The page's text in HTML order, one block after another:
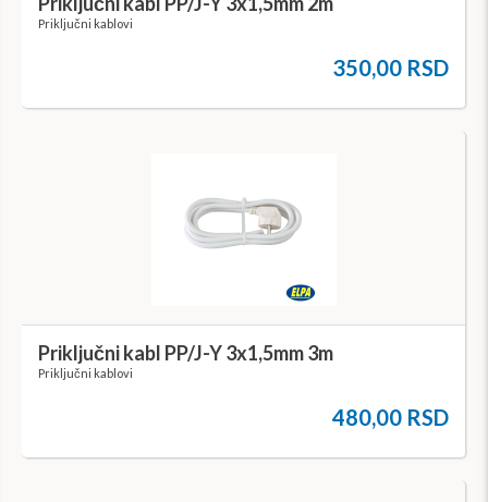
Priključni kablovi
350,00 RSD
Priključni kabl PP/J-Y 3x1,5mm 3m
Priključni kablovi
480,00 RSD